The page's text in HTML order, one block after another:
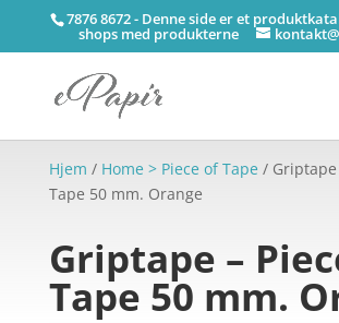
7876 8672 - Denne side er et
shops med produkterne
Hjem / Home > Piece of Tape / Griptape
Tape 50 mm. Orange
Griptape –
Tape 50 mm.